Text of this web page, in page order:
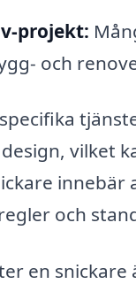
projekt:
och
vilket
och
en